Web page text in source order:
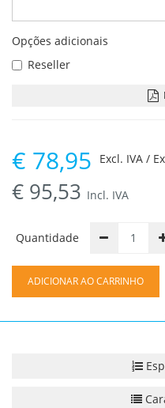
Opções adicionais
Reseller
€ 78,95
€ 95,53 Incl. IVA
Excl. IVA /
Quantidade
ADICIONAR AO CARRINHO